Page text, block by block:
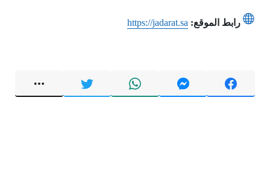
رابط الموقع: https://jadarat.sa